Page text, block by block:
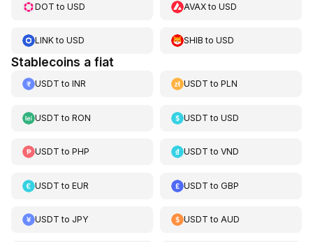
DOT to USD AVAXtoUSD
LINKto USD SHIB toUSD
Stablecoins a fiat
USDT to INR USDT toPLN
USDT to RON USDT toUSD
USDT to PHP USDT toVND
USDT to EUR USDT toGBP
USDT to JPY USDT toAUD